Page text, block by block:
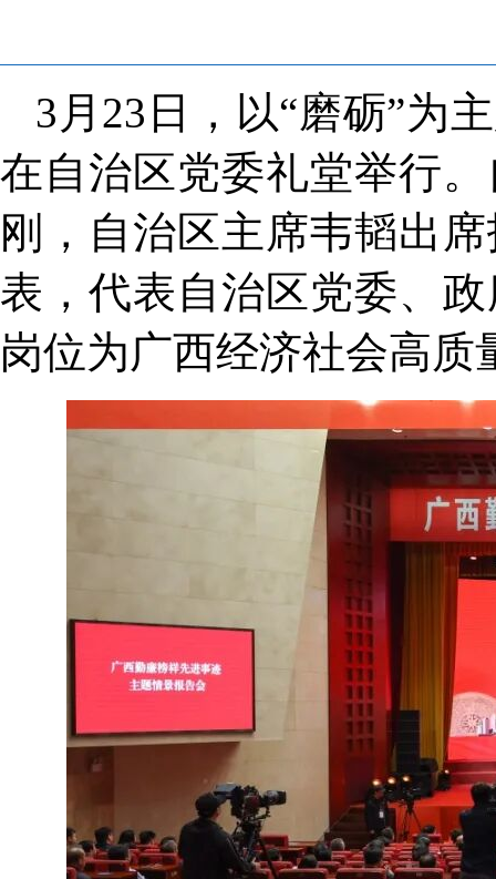
3月23日，以“磨砺”为
在自治区党委礼堂举行
刚，自治区主席韦韬出
表，代表自治区党委、
岗位为广西经济社会高